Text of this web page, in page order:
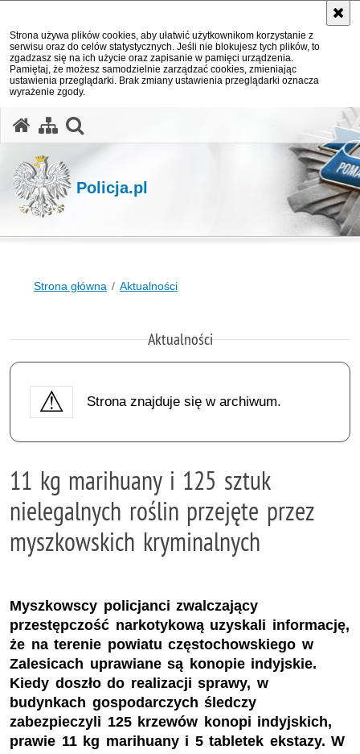
Strona używa plików cookies, aby ułatwić użytkownikom korzystanie z
serwisu oraz do celów statystycznych. Jeśli nie blokujesz tych plików, to
zgadzasz się na ich użycie oraz zapisanie w pamięci urządzenia.
Pamiętaj, że możesz samodzielnie zarządzać cookies, zmieniając
ustawienia przeglądarki. Brak zmiany ustawienia przeglądarki oznacza
wyrażenie zgody.
Policja.pl
Strona główna Aktualności
Aktualności
Strona znajduje się w archiwum.
11 kg marihuany i 125 sztuk
nielegalnych roślin przejęte przez
myszkowskich kryminalnych
Myszkowscy policjanci zwalczający
przestępczość narkotykową uzyskali informację,
że na terenie powiatu częstochowskiego w
Zalesicach uprawiane są konopie indyjskie.
Kiedy doszło do realizacji sprawy, w
budynkach gospodarczych śledczy
zabezpieczyli 125 krzewów konopi indyjskich,
prawie 11 kg marihuany i 5 tabletek ekstazy. W